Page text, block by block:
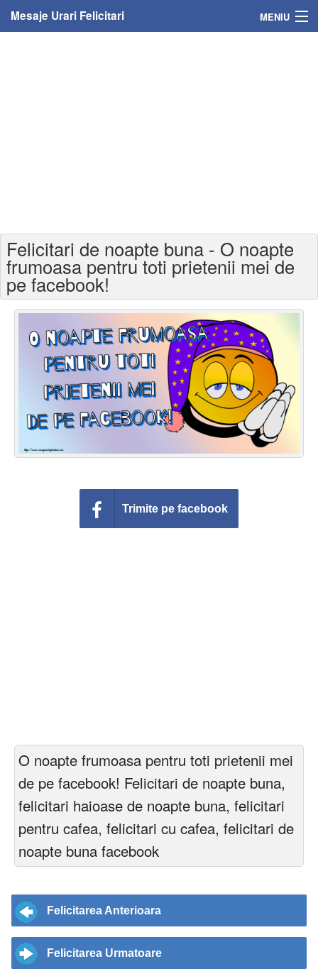
Mesaje Urari Felicitari MENIU
Felicitari varsta
Felicitari zilele anului
Felicitari muzicale
Felicitari muzicale personalizate
Felicitari animate
Invitatii personalizate
Felicitari de noapte buna - O noapte
frumoasa pentru toti prietenii mei de
pe facebook!
Trimite pe facebook
O noapte frumoasa pentru toti prietenii mei
de pe facebook! Felicitari de noapte buna,
felicitari haioase de noapte buna, felicitari
pentru cafea, felicitari cu cafea, felicitari de
noapte buna facebook
Felicitarea Anterioara
Felicitarea Urmatoare